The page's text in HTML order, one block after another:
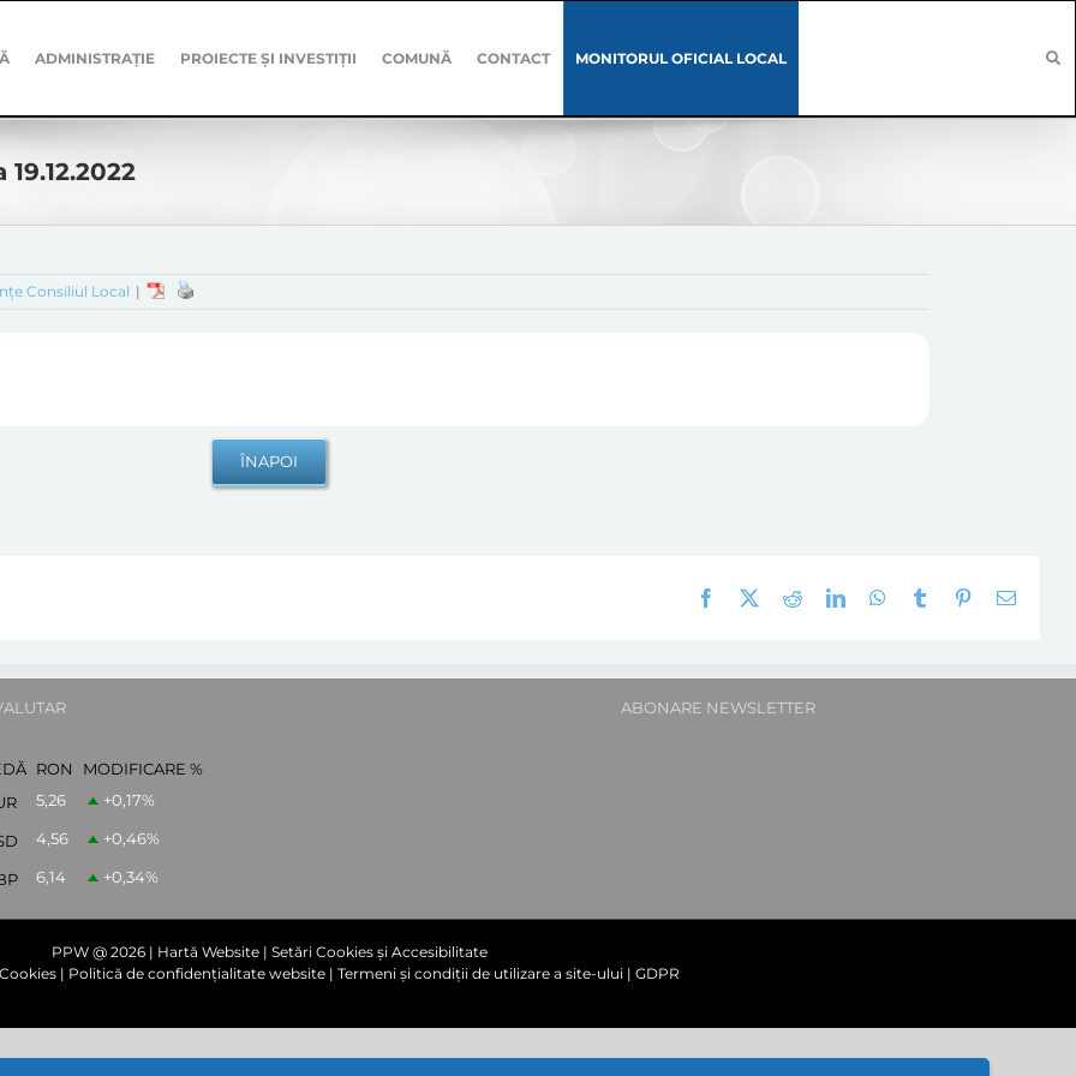
ADMINISTRAȚIE PROIECTE ȘI INVESTIȚII COMUNĂ CONTACT MONITORUL OFICIAL LOCAL
Consiliul Local |
Facebook RedditLinkedInWhatsApp
Tumblr Pinterest
E-
RON
MODIFICARE %
5,26 +0,17%
4,56 +0,46%
6,14 +0,34%
ABONARE NEWSLETTER
PPW @ 2026 | Hartă Website| Setări Cookies și Accesibilitate
| Politică de confidențialitate website| Termeni și condiții de utilizare a site-ului| GDPR